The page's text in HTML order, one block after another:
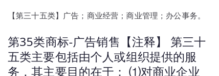
尤
包
括
和
【第三十五类】广告；商业经营；商业管理；办公事务。
第35类商标-广告销售【注释】 第三十
五类主要包括由个人或组织提供的服
务，其主要目的在于： ⑴对商业企业